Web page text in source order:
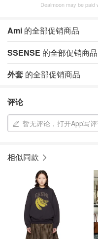
Dealmoon may be paid
Ami 的全部促销商品
SSENSE 的全部促销商品
外套 的全部促销商品
评论
暂无评论，打开App写
相似同款